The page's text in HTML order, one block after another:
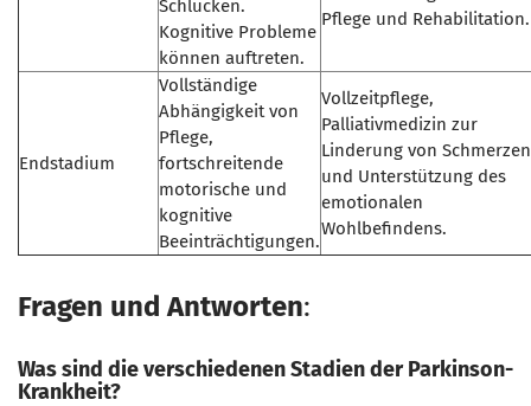
Schlucken.
Kognitive Probleme
können auftreten.
Pflege und Rehabilitation.
Endstadium
Vollständige
Abhängigkeit von
Pflege,
fortschreitende
motorische und
kognitive
Beeinträchtigungen.
Vollzeitpflege,
Palliativmedizin zur
Linderung von Schmerzen
und Unterstützung des
emotionalen
Wohlbefindens.
Fragen und Antworten:
Was sind die verschiedenen Stadien der Parkinson-
Krankheit?